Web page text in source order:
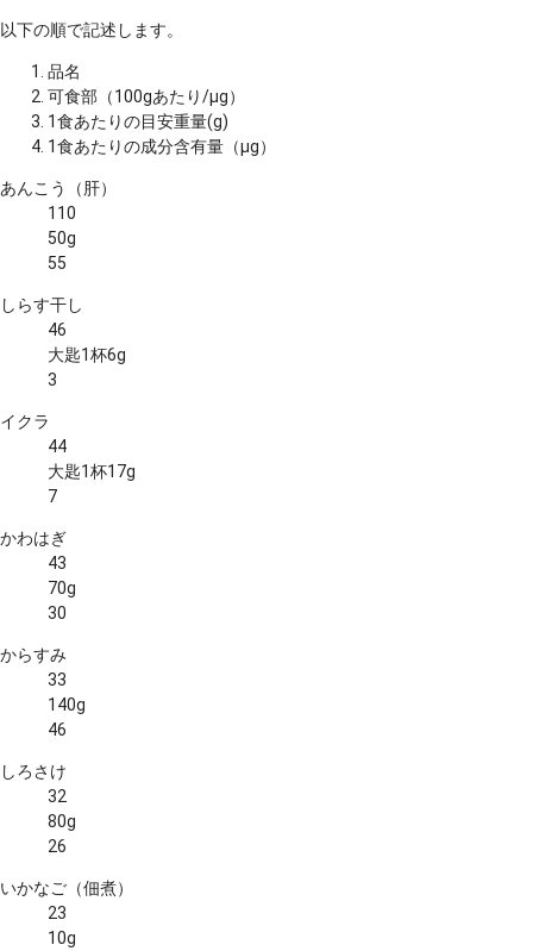
以下の順で記述します。
品名
可食部（100gあたり/μg）
1食あたりの目安重量(g)
1食あたりの成分含有量（μg）
あんこう（肝）
110
50g
55
しらす干し
46
大匙1杯6g
3
イクラ
44
大匙1杯17g
7
かわはぎ
43
70g
30
からすみ
33
140g
46
しろさけ
32
80g
26
いかなご（佃煮）
23
10g